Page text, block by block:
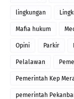
lingkungan
Mafia hukum
Opini Parkir
Pelalawan
Pemerintah Kep
pemerintah